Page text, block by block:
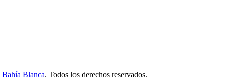
Blanca. Todos los derechos reservados.